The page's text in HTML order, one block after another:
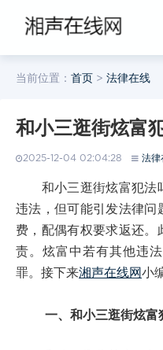
当前位置： 首页 > 法律在线
和小三逛街炫富
2025-12-04 02:04:28 法律
和小三逛街炫富犯法
违法，但可能引发法律问
费，配偶有权要求返还。
责。炫富中若有其他违
罪。接下来湘声在线网小
一、和小三逛街炫富